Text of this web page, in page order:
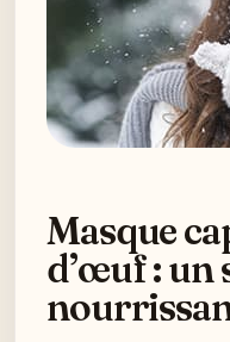
Masque
d’œuf : un